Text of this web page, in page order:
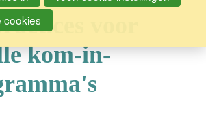
voor
kom-in-
cookies